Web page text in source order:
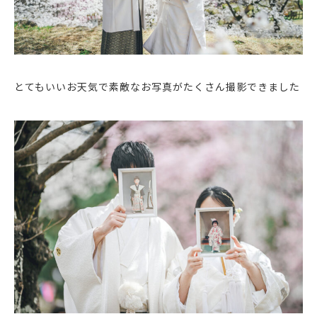
とてもいいお天気で素敵なお写真がたくさん撮影できました